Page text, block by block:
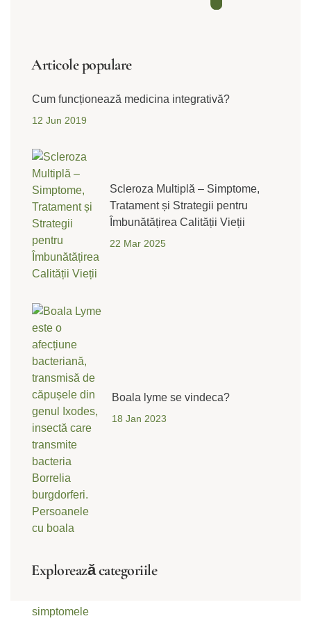
Articole populare
Cum funcționează medicina integrativă?
12 Jun 2019
Scleroza Multiplă – Simptome,
Tratament și Strategii pentru
Îmbunătățirea Calității Vieții
22 Mar 2025
Boala lyme se vindeca?
18 Jan 2023
Explorează categoriile